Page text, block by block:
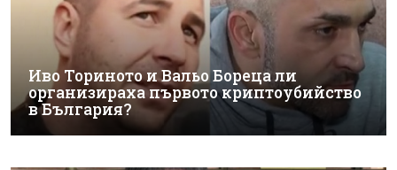
Иво Ториното и Вальо Бореца ли
организираха първото криптоубийство
в България?